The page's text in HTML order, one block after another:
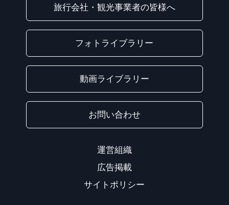
旅行会社・観光事業者の皆様へ
フォトライブラリー
動画ライブラリー
お問い合わせ
運営組織
広告掲載
サイトポリシー